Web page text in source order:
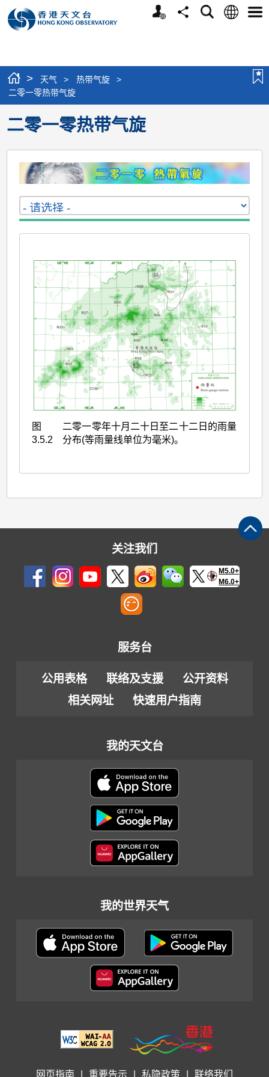
个
分
搜
语
选
> 天气 > 热带气旋
>
二零一零热带气旋
二零一零热带气旋
图
3.5.2
二零一零年十月二十日至二十二日的雨量
分布(等雨量线单位为毫米)。
关注我们
M5.0+
M6.0+
服务台
公用表格 联络及支援
公开资料
相关网址
快速用户指南
我的天文台
我的世界天气
网页指南 重要告示 私隐政策 联络我们